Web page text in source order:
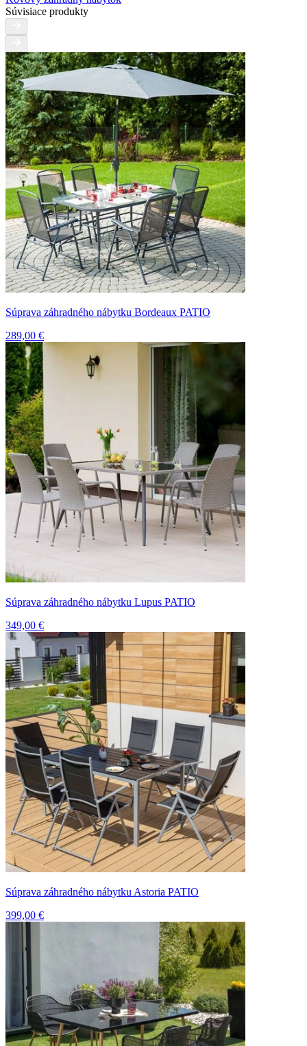
Súvisiace produkty
Súprava záhradného nábytku Bordeaux PATIO
289,00 €
Súprava záhradného nábytku Lupus PATIO
349,00 €
Súprava záhradného nábytku Astoria PATIO
399,00 €